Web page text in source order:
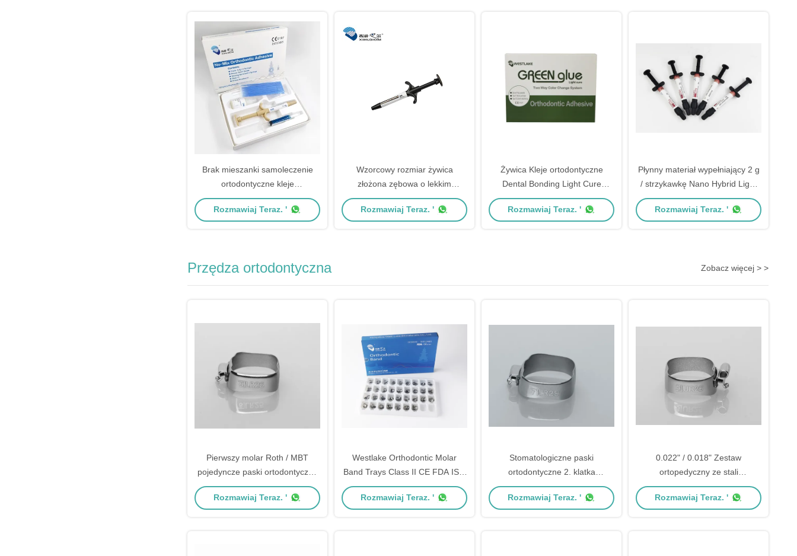
Brak mieszanki samoleczenie
ortodontyczne kleje
ortodontyczne łączenie w mini-
packie
Rozmawiaj Teraz. '
Wzorcowy rozmiar żywica
złożona zębowa o lekkim
wytrzymałościowym rozmiarze do
leczenia zębów
Rozmawiaj Teraz. '
Żywica Kleje ortodontyczne
Dental Bonding Light Cure
Adhesive Plus Green Glue
Rozmawiaj Teraz. '
Płynny materiał wypełniający 2 g
/ strzykawkę Nano Hybrid Light
Cure Composite
Rozmawiaj Teraz. '
Przędza ortodontyczna Zobacz więcej > >
Pierwszy molar Roth / MBT
pojedyncze paski ortodontyczne
0.022 " / 0.018"
Rozmawiaj Teraz. '
Westlake Orthodontic Molar
Band Trays Class II CE FDA ISO
zatwierdzone
Rozmawiaj Teraz. '
Stomatologiczne paski
ortodontyczne 2. klatka
Roth/MBT pojedyncza 0,022" /
0,018"
Rozmawiaj Teraz. '
0.022" / 0.018" Zestaw
ortopedyczny ze stali
nierdzewnej Pierwszy molar Roth
/ MBT z podwójnymi rurami
Rozmawiaj Teraz. '